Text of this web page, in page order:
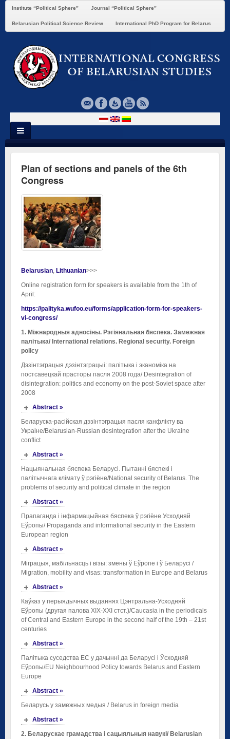
Institute “Political Sphere” Journal “Political Sphere”
Belarusian Political Science Review International PhD Program for Belarus
Plan of sections and panels of the 6th
Congress
Belarusian Lithuanian>>>
Online registration form for speakers is available from the 1th of
April:
https://palityka.wufoo.eu/forms/application-form-for-speakers-
vi-congress/
1. Міжнародныя адносіны. Рэгіянальная бяспека. Замежная
палітыка/ International relations. Regional security. Foreign
policy
Дэзінтэграцыя дэзінтэграцыі: палітыка і эканоміка на
постсавецкай прасторы пасля 2008 года/ Desintegration of
disintegration: politics and economy on the post-Soviet space after
2008
Abstract »
Беларуска-расійская дэзінтэграцыя пасля канфлікту ва
Украіне/Belarusian-Russian desintegration after the Ukraine
conflict
Abstract »
Нацыянальная бяспека Беларусі. Пытанні бяспекі і
палітычнага клімату ў рэгіёне/National security of Belarus. The
problems of security and political climate in the region
Abstract »
Прапаганда і інфармацыйная бяспека ў рэгіёне Усходняй
Еўропы/ Propaganda and informational security in the Eastern
European region
Abstract »
Міграцыя, мабільнасць і візы: змены ў Еўропе і ў Беларусі /
Migration, mobility and visas: transformation in Europe and Belarus
Abstract »
Каўказ у перыядычных выданнях Цэнтральна-Усходняй
Еўропы (другая палова ХIХ-ХХІ стст.)/Caucasia in the periodicals
of Central and Eastern Europe in the second half of the 19th – 21st
centuries
Abstract »
Палітыка суседства ЕС у дачынні да Беларусі і Ўсходняй
Еўропы/EU Neighbourhood Policy towards Belarus and Eastern
Europe
Abstract »
Беларусь у замежных медыя / Belarus in foreign media
Abstract »
2. Беларускае грамадства і сацыяльныя навукі/ Belarusian